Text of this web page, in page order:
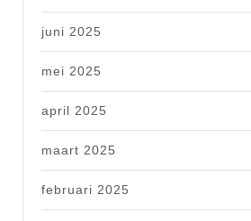
juni 2025
mei 2025
april 2025
maart 2025
februari 2025